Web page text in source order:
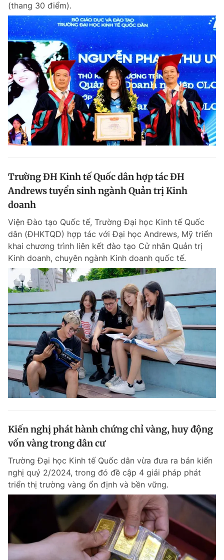
(thang 30 điểm).
Trường ĐH Kinh tế Quốc dân hợp tác ĐH
Andrews tuyển sinh ngành Quản trị Kinh
doanh
Viện Đào tạo Quốc tế, Trường Đại học Kinh tế Quốc
dân (ĐHKTQD) hợp tác với Đại học Andrews, Mỹ triển
khai chương trình liên kết đào tạo Cử nhân Quản trị
Kinh doanh, chuyên ngành Kinh doanh quốc tế.
Kiến nghị phát hành chứng chỉ vàng, huy động
vốn vàng trong dân cư
Trường Đại học Kinh tế Quốc dân vừa đưa ra bản kiến
nghị quý 2/2024, trong đó đề cập 4 giải pháp phát
triển thị trường vàng ổn định và bền vững.